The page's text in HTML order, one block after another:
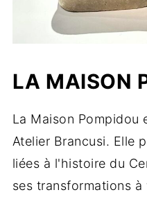
LA MAISON
La Maison Pompidou
Atelier Brancusi. Elle
liées à l'histoire du
ses transformations à